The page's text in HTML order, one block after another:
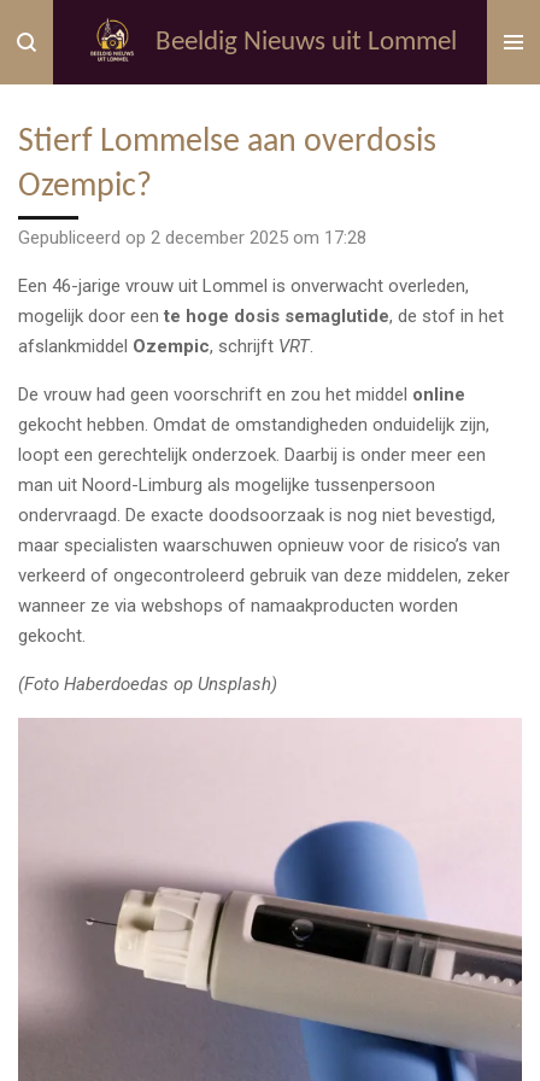
direct
naar
hoofdinhoud
Beeldig Nieuws uit Lommel
Stierf Lommelse aan overdosis
Ozempic?
Gepubliceerd op 2 december 2025 om 17:28
Een 46-jarige vrouw uit Lommel is onverwacht overleden,
mogelijk door een te hoge dosis semaglutide, de stof in het
afslankmiddel Ozempic, schrijft VRT.
De vrouw had geen voorschrift en zou het middel online
gekocht hebben. Omdat de omstandigheden onduidelijk zijn,
loopt een gerechtelijk onderzoek. Daarbij is onder meer een
man uit Noord-Limburg als mogelijke tussenpersoon
ondervraagd. De exacte doodsoorzaak is nog niet bevestigd,
maar specialisten waarschuwen opnieuw voor de risico’s van
verkeerd of ongecontroleerd gebruik van deze middelen, zeker
wanneer ze via webshops of namaakproducten worden
gekocht.
(Foto Haberdoedas op Unsplash)